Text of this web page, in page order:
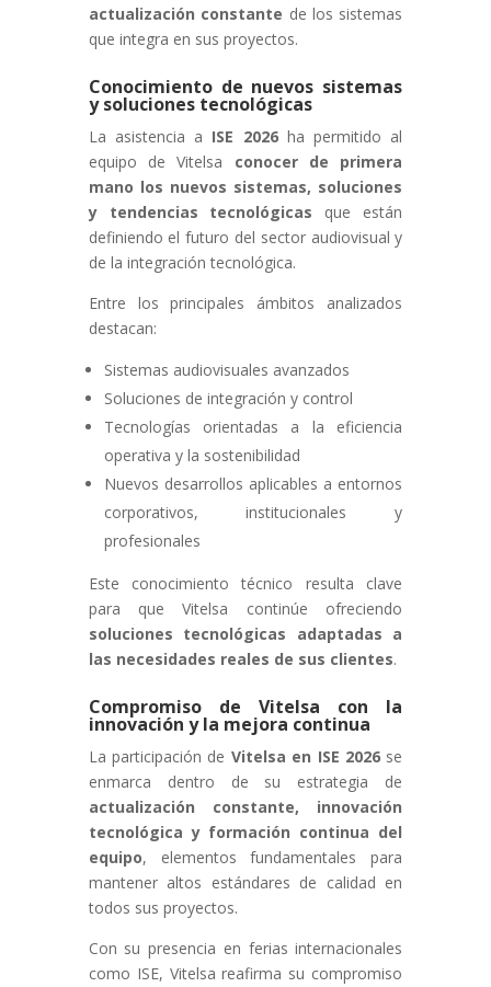
actualización constante de los sistemas
que integra en sus proyectos.
Conocimiento de nuevos sistemas
y soluciones tecnológicas
La asistencia a ISE 2026ha permitido al
equipo de Vitelsa conocer de primera
mano los nuevos sistemas, soluciones
y tendencias tecnológicas que están
definiendo el futuro del sector audiovisual y
de la integración tecnológica.
Entre los principales ámbitos analizados
destacan:
Sistemas audiovisuales avanzados
Soluciones de integración y control
Tecnologías orientadas a la eficiencia
operativa y la sostenibilidad
Nuevos desarrollos aplicables a entornos
corporativos, institucionales y
profesionales
Este conocimiento técnico resulta clave
para que Vitelsa continúe ofreciendo
soluciones tecnológicas adaptadas a
las necesidades reales de sus clientes.
Compromiso de Vitelsa con la
innovación y la mejora continua
La participación de Vitelsa en ISE 2026se
enmarca dentro de su estrategia de
actualización constante, innovación
tecnológica y formación continua del
equipo, elementos fundamentales para
mantener altos estándares de calidad en
todos sus proyectos.
Con su presencia en ferias internacionales
como ISE, Vitelsa reafirma su compromiso